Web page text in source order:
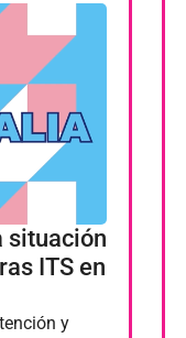
situación
ITS en
y